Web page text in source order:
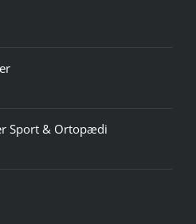
Sport & Ortopædi